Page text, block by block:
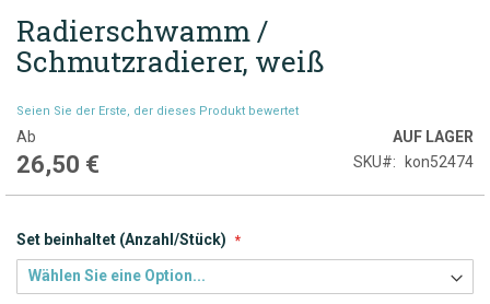
Zum
Anfang
der
springen
Radierschwamm /
Schmutzradierer, weiß
Seien Sie der Erste, der dieses Produkt bewertet
Ab
26,50 €
AUF LAGER
SKU
kon52474
Set beinhaltet (Anzahl/Stück)